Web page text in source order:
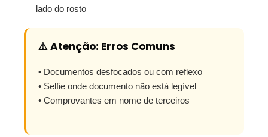
lado do rosto
⚠️ Atenção: Erros Comuns
• Documentos desfocados ou com reflexo
• Selfie onde documento não está legível
• Comprovantes em nome de terceiros